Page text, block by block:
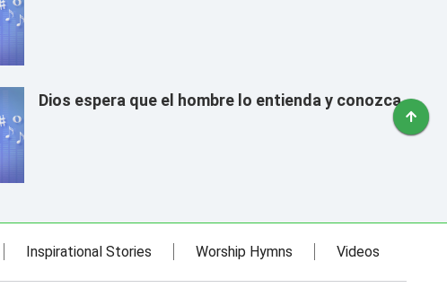
Dios espera que el hombre lo entienda y conozca
Inspirational Stories Worship Hymns Videos